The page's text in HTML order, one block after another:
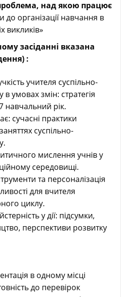
над якою працює
до організації навчання в
викликів»
засіданні вказана
:
учителя суспільно-
в умовах змін: стратегія
навчальний рік.
сучасні практики
суспільно-
мислення учнів у
середовищі.
та персоналізація
для вчителя
циклу.
у дії: підсумки,
перспективи розвитку
в одному місці
до перевірок